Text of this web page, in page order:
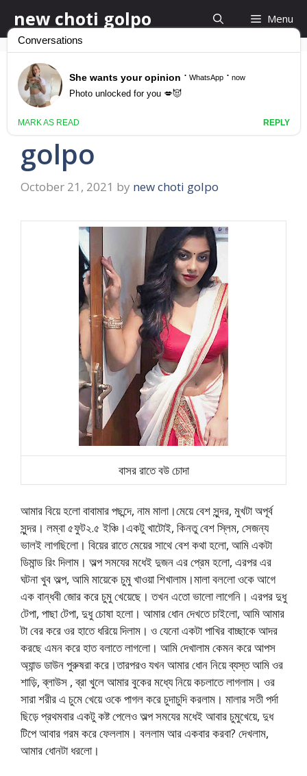
to
content
new choti golpo Menu
বাসর রাতে বৌয়ের সাথে চুদাচুদি
basor rat choti
golpo
October 21, 2021 by new choti golpo
বাসর রাতে বউ চোদা
আমার বিয়ে হলো বাবামার পছন্দে, নাম মালা।মেয়ে বেশ সুন্দর, মুখটা অপূর্ব
সুন্দর। লম্বা ৫ফুট২.৫ ইঞ্চি।একটু খাটোই, কিনতু বেশ স্লিম, সেজন্য
ভালই লাগছিলো। বিয়ের রাতে মেয়ের সাথে বেশ কথা হলো, আমি একটা
ডিমান্ড রিং দিলাম। অল্প সমযের মধেই দুজন এর প্রেম হলো, এরপর এর
ঘটনা খুব অল্প, আমি মায়েকে চুমু খাওয়া শিখালাম।মালা বললো ওকে আগে
এক বান্ধবী জোর করে চুমু খেয়েছে। তখন এতো ভালো লাগেনি। এরপর দুধু
টেপা, পাছা টেপা, দুধু চোষা হলো। আমার ধোন দেখতে চাইলো, আমি আমার
টা বের করে ওর হাতে ধরিয়ে দিলাম। ও যেনো একটা পাখির বাচ্ছাকে আদর
করছে এমন করে হাত বলাতে লাগলো। আমি দেখালাম কেমন করে আপস
অ্যান্ড ডাউন পুরুষরা করে।তারপরও যখন আমার ধোন নিয়ে ব্যস্ত আমি ওর
শাড়ি, ব্লাউস , ব্রা খুলে আমার বুকের মধ্যে নিয়ে কচলাতে লাগলাম। ওর
সারা শরীর এ চুমে খেয়ে ওকে পাগল করে চুদাচুদি করলাম। মালার সতী পর্দা
ছিড়ে প্রথমবার একটু কষ্ট পেলেও অল্প সমযের মধেই আবার চুমুখেয়ে, দুধ
টিপে আবার গরম করে ফেললাম। বললাম আর একবার করবা? দেখলাম,
আমার ধোনটা ধরলো।